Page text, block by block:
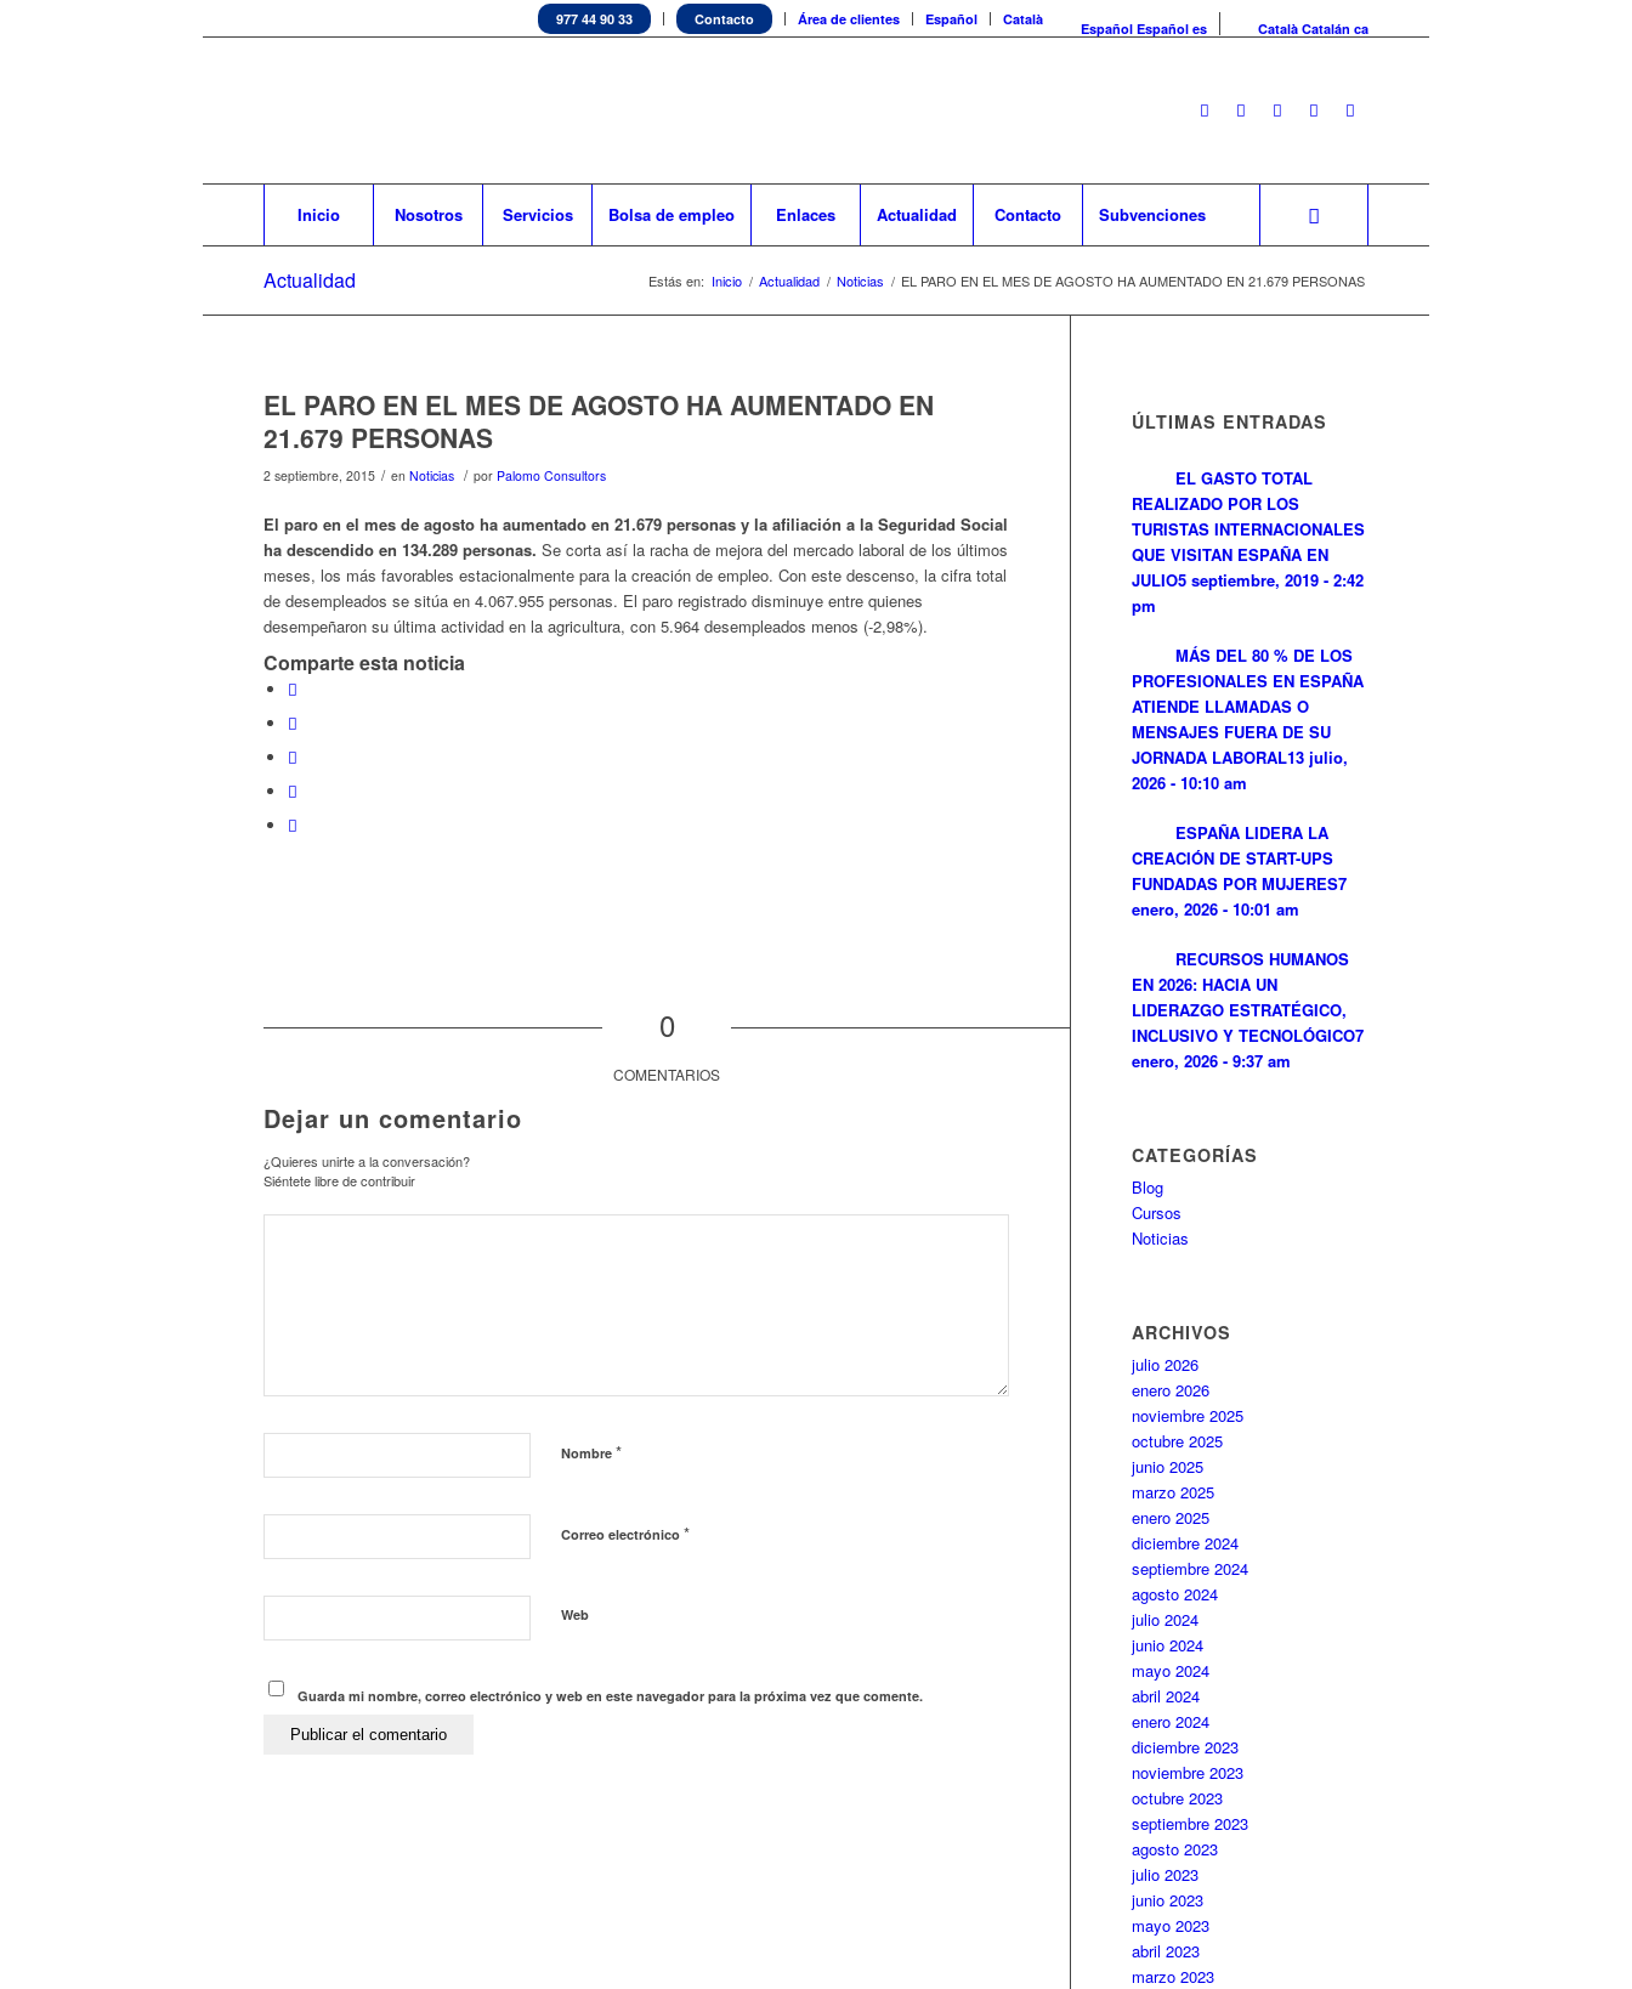
977 44 90 33 Contacto Área de clientes Español Català
Español Español es Català Catalán ca
Inicio Nosotros Servicios Bolsa de empleo Enlaces Actualidad Contacto Subvenciones
Actualidad Estás en: Inicio / Actualidad / Noticias / EL PARO EN EL MES DE AGOSTO HA AUMENTADO EN 21.679 PERSONAS
EL PARO EN EL MES DE AGOSTO HA AUMENTADO EN
21.679 PERSONAS
2 septiembre, 2015 / en Noticias / por Palomo Consultors
El paro en el mes de agosto ha aumentado en 21.679 personas y la afiliación a la Seguridad Social
ha descendido en 134.289 personas. Se corta así la racha de mejora del mercado laboral de los últimos
meses, los más favorables estacionalmente para la creación de empleo. Con este descenso, la cifra total
de desempleados se sitúa en 4.067.955 personas. El paro registrado disminuye entre quienes
desempeñaron su última actividad en la agricultura, con 5.964 desempleados menos (-2,98%).
Comparte esta noticia
0
COMENTARIOS
Dejar un comentario
¿Quieres unirte a la conversación?
Siéntete libre de contribuir
Nombre *
Correo electrónico *
Web
Guarda mi nombre, correo electrónico y web en este navegador para la próxima vez que comente.
ÚLTIMAS ENTRADAS
EL GASTO TOTAL
REALIZADO POR LOS
TURISTAS INTERNACIONALES
QUE VISITAN ESPAÑA EN
JULIO5 septiembre, 2019 - 2:42
pm
MÁS DEL 80 % DE LOS
PROFESIONALES EN ESPAÑA
ATIENDE LLAMADAS O
MENSAJES FUERA DE SU
JORNADA LABORAL13 julio,
2026 - 10:10 am
ESPAÑA LIDERA LA
CREACIÓN DE START-UPS
FUNDADAS POR MUJERES7
enero, 2026 - 10:01 am
RECURSOS HUMANOS
EN 2026: HACIA UN
LIDERAZGO ESTRATÉGICO,
INCLUSIVO Y TECNOLÓGICO7
enero, 2026 - 9:37 am
CATEGORÍAS
Blog
Cursos
Noticias
ARCHIVOS
julio 2026
enero 2026
noviembre 2025
octubre 2025
junio 2025
marzo 2025
enero 2025
diciembre 2024
septiembre 2024
agosto 2024
julio 2024
junio 2024
mayo 2024
abril 2024
enero 2024
diciembre 2023
noviembre 2023
octubre 2023
septiembre 2023
agosto 2023
julio 2023
junio 2023
mayo 2023
abril 2023
marzo 2023